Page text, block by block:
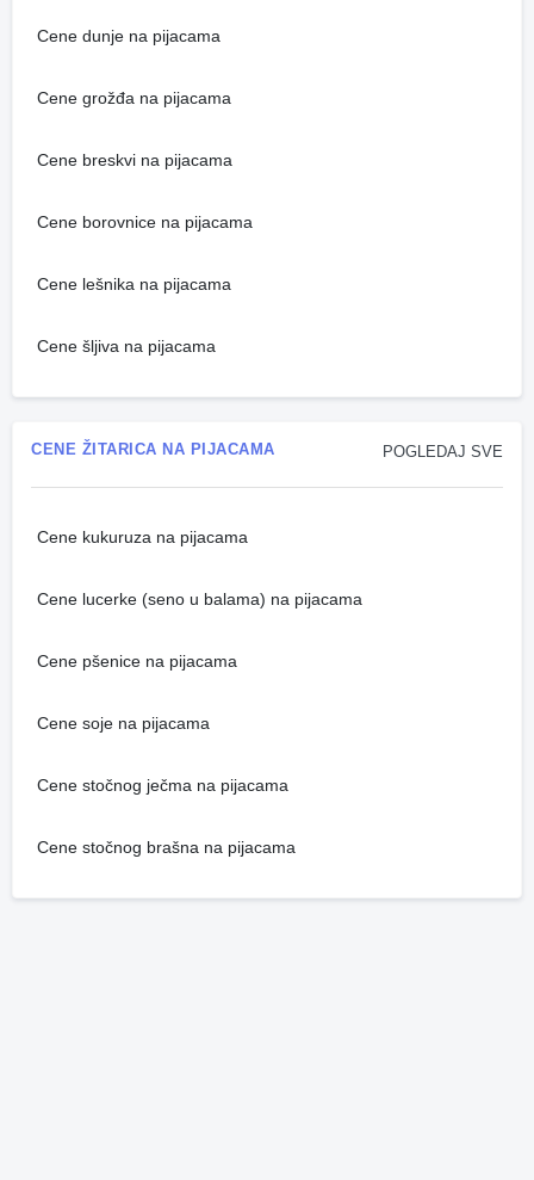
Cene dunje na pijacama
Cene grožđa na pijacama
Cene breskvi na pijacama
Cene borovnice na pijacama
Cene lešnika na pijacama
Cene šljiva na pijacama
POGLEDAJ SVE
CENE ŽITARICA NA PIJACAMA
Cene kukuruza na pijacama
Cene lucerke (seno u balama) na pijacama
Cene pšenice na pijacama
Cene soje na pijacama
Cene stočnog ječma na pijacama
Cene stočnog brašna na pijacama